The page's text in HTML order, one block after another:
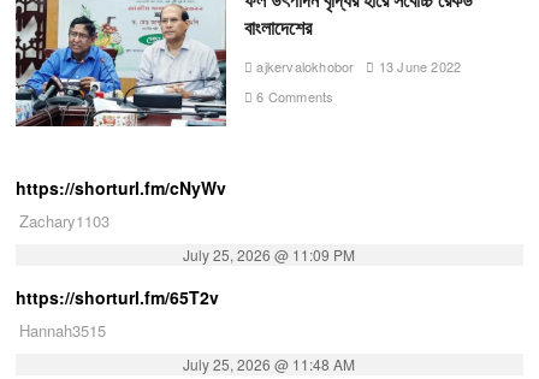
বাংলাদেশের
ajkervalokhobor
13 June 2022
6 Comments
https://shorturl.fm/cNyWv
Zachary1103
July 25, 2026 @ 11:09 PM
https://shorturl.fm/65T2v
Hannah3515
July 25, 2026 @ 11:48 AM